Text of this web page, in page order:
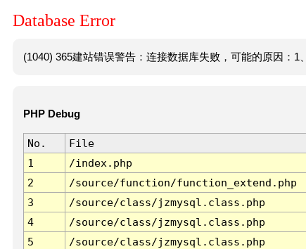
Database Error
(1040) 365建站错误警告：连接数据库失败，可能的原因：1
PHP Debug
No. File
1
/index.php
2
/source/function/function_extend.php
3
/source/class/jzmysql.class.php
4
/source/class/jzmysql.class.php
5
/source/class/jzmysql.class.php